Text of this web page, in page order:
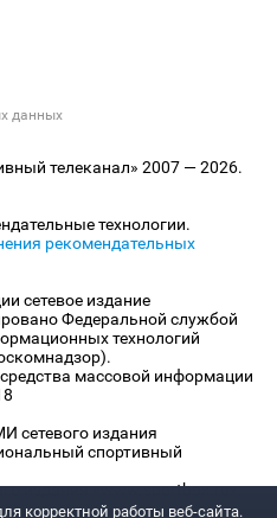
данных
телеканал» 2007 — 2026.
технологии.
рекомендательных
сетевое издание
Федеральной службой
технологий
массовой информации
сетевого издания
спортивный
издания «www.sportbox.ru»:
корректной работы веб-сайта.